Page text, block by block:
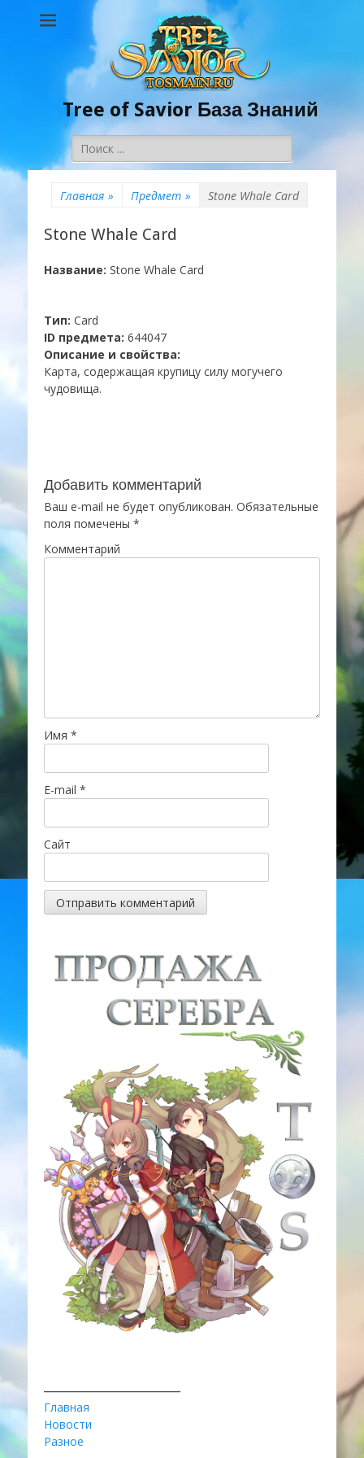
Tree of Savior База Знаний
Поиск:
Главная » Предмет » Stone Whale Card
Stone Whale Card
Название: Stone Whale Card
Тип: Card
ID предмета: 644047
Описание и свойства:
Карта, содержащая крупицу силу могучего
чудовища.
Добавить комментарий
Ваш e-mail не будет опубликован. Обязательные
поля помечены *
Комментарий
Имя *
E-mail *
Сайт
Главная
Новости
Разное